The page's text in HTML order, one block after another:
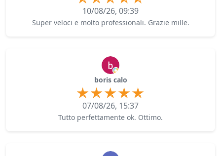
10/08/26, 09:39
Super veloci e molto professionali. Grazie mille.
boris calo
07/08/26, 15:37
Tutto perfettamente ok. Ottimo.